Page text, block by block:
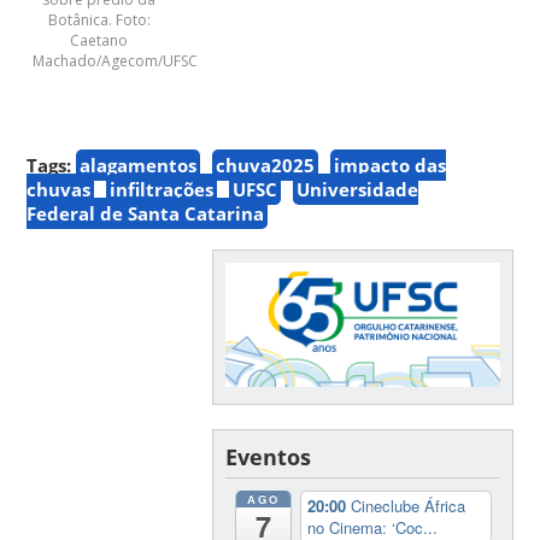
Botânica. Foto:
Caetano
Machado/Agecom/UFSC
Tags: alagamentos chuva2025
impacto das
chuvas
infiltrações UFSC
Universidade
Federal de Santa Catarina
Eventos
AGO
7
20:00Cineclube África
no Cinema: ‘Coc...